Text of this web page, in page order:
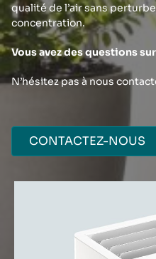
qualité de l’air sans
concentration.
Vous avez des questions
N’hésitez pas à nous
CONTACTEZ-NOUS